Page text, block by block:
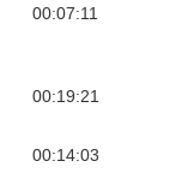
00:07:11
00:19:21
00:14:03